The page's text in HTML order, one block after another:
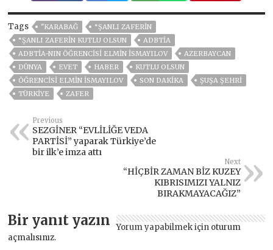
Tags "KARABAĞ
“ŞANLI ZAFERIN
“ŞANLI ZAFERIN KUTLU OLSUN
ADBTİA
ADBTİA-NIN ÖĞRENCISI ELMIN İSMAYILOV
AZERBAYCAN
DÜNYA
EVET HABER
KUTLU OLSUN
ÖĞRENCISI ELMIN İSMAYILOV
SON DAKIKA
ŞUŞA ŞEHRİ
TÜRKİYE
ZAFER
Previous
SEZGİNER “EVLİLİĞE VEDA
PARTİSİ” yaparak Türkiye’de
bir ilk’e imza attı
Next
“HİÇBİR ZAMAN BİZ KUZEY
KIBRISIMIZI YALNIZ
BIRAKMAYACAĞIZ”
Bir yanıt yazın Yorum yapabilmek için oturum
açmalısınız.